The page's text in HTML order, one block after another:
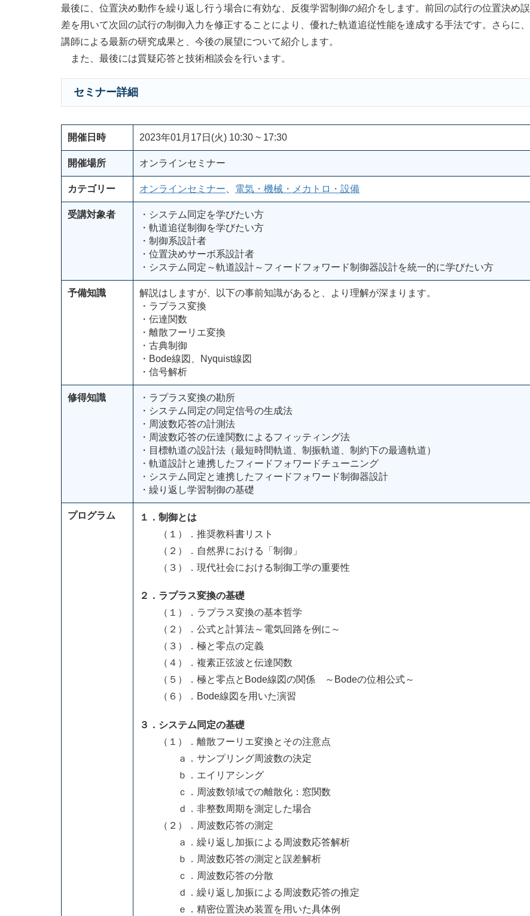
最後に、位置決め動作を繰り返し行う場合に有効な、反復学習制御の紹介をします。前回の試行の位置決め誤
差を用いて次回の試行の制御入力を修正することにより、優れた軌道追従性能を達成する手法です。さらに、
講師による最新の研究成果と、今後の展望について紹介します。
また、最後には質疑応答と技術相談会を行います。
セミナー詳細
開催日時 2023年01月17日(火) 10:30 ~ 17:30
開催場所 オンラインセミナー
カテゴリー オンラインセミナー 電気・機械・メカトロ・設備
受講対象者
・システム同定を学びたい方
・軌道追従制御を学びたい方
・制御系設計者
・位置決めサーボ系設計者
・システム同定～軌道設計～フィードフォワード制御器設計を統一的に学びたい方
予備知識
解説はしますが、以下の事前知識があると、より理解が深まります。
・ラプラス変換
・伝達関数
・離散フーリエ変換
・古典制御
・Bode線図、Nyquist線図
・信号解析
修得知識
・ラプラス変換の勘所
・システム同定の同定信号の生成法
・周波数応答の計測法
・周波数応答の伝達関数によるフィッティング法
・目標軌道の設計法（最短時間軌道、制振軌道、制約下の最適軌道）
・軌道設計と連携したフィードフォワードチューニング
・システム同定と連携したフィードフォワード制御器設計
・繰り返し学習制御の基礎
プログラム
１．制御とは
（１）．推奨教科書リスト
（２）．自然界における「制御」
（３）．現代社会における制御工学の重要性
２．ラプラス変換の基礎
（１）．ラプラス変換の基本哲学
（２）．公式と計算法～電気回路を例に～
（３）．極と零点の定義
（４）．複素正弦波と伝達関数
（５）．極と零点とBode線図の関係 ～Bodeの位相公式～
（６）．Bode線図を用いた演習
３．システム同定の基礎
（１）．離散フーリエ変換とその注意点
ａ．サンプリング周波数の決定
ｂ．エイリアシング
ｃ．周波数領域での離散化：窓関数
ｄ．非整数周期を測定した場合
（２）．周波数応答の測定
ａ．繰り返し加振による周波数応答解析
ｂ．周波数応答の測定と誤差解析
ｃ．周波数応答の分散
ｄ．繰り返し加振による周波数応答の推定
ｅ．精密位置決め装置を用いた具体例